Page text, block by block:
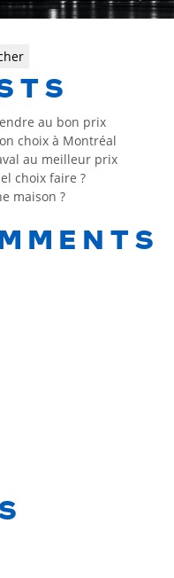
au bon prix
choix à Montréal
au meilleur prix
choix faire ?
maison ?